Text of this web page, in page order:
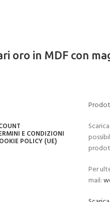
oro in MDF con
E CONDIZIONI
POLICY (UE)
Per
mail: